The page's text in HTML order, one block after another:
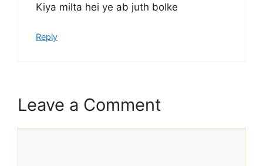
Kiya milta hei ye ab juth bolke
Reply
Leave a Comment